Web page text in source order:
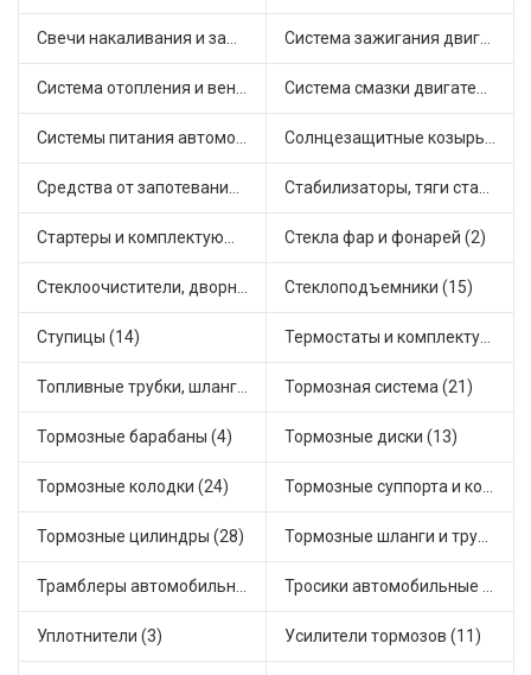
Свечи накаливания и зажигания (36) Система зажигания двигателя (5)
Система отопления и вентиляции (15) Система смазки двигателя (10)
Системы питания автомобиля (25) Солнцезащитные козырьки для салона автомобиля (1)
Средства от запотевания и размораживатели стекла (1) Стабилизаторы, тяги стабилизатора, стойки стабилиз (9)
Стартеры и комплектующие (44) Стекла фар и фонарей (2)
Стеклоочистители, дворники (3) Стеклоподъемники (15)
Ступицы (14) Термостаты и комплектующие системы охлаждения (83)
Топливные трубки, шланги, магистрали и рампы (5) Тормозная система (21)
Тормозные барабаны (4) Тормозные диски (13)
Тормозные колодки (24) Тормозные суппорта и комплектующие (7)
Тормозные цилиндры (28) Тормозные шланги и трубки (14)
Трамблеры автомобильные (18) Тросики автомобильные (27)
Уплотнители (3) Усилители тормозов (11)